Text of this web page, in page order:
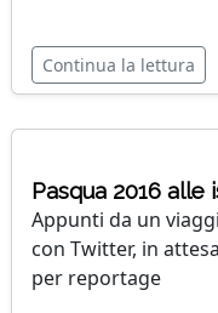
Continua la lettura
Pasqua 2016 alle
Appunti da un
con Twitter, in
per reportage